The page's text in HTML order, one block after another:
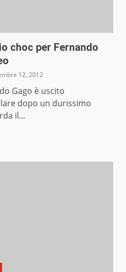
choc per Fernando
12, 2012
Gago è uscito
dopo un durissimo
il...